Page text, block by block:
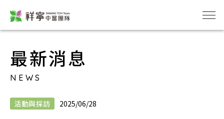
最新消息
NEWS
活動與採訪 2025/06/28